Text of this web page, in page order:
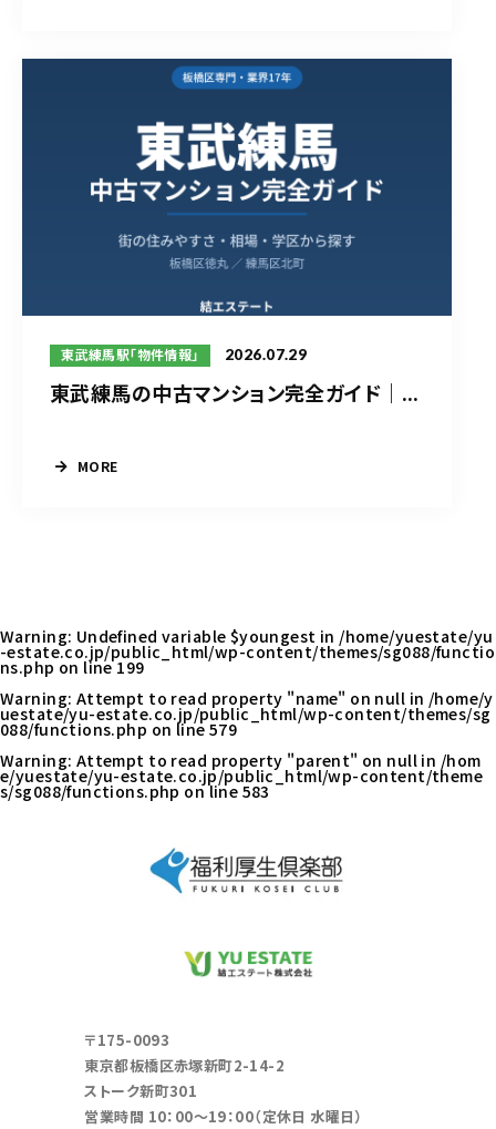
東武練馬駅「物件情報」 2026.07.29
東武練馬の中古マンション完全ガイド｜...
MORE
Warning: Undefined variable $youngest in /home/yuestate/yu
-estate.co.jp/public_html/wp-content/themes/sg088/functio
ns.php on line199
Warning: Attempt to read property "name" on null in /home/y
uestate/yu-estate.co.jp/public_html/wp-content/themes/sg
088/functions.php on line 579
Warning: Attempt to read property "parent" on null in /hom
e/yuestate/yu-estate.co.jp/public_html/wp-content/theme
s/sg088/functions.php on line 583
〒175-0093
東京都板橋区赤塚新町2-14-2
ストーク新町301
営業時間 10：00～19：00（定休日 水曜日）